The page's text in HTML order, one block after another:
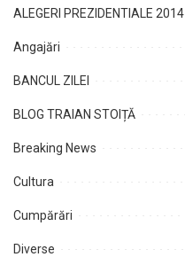
ALEGERI PREZIDENTIALE 2014
Angajări
BANCUL ZILEI
BLOG TRAIAN STOIȚĂ
Breaking News
Cultura
Cumpărări
Diverse